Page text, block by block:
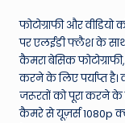
फोटोग्राफी और
पर एलईडी फ्लैश के साथ
कैमरा बेसिक
करने के लिए पर्याप्त
जरूरतों को पूरा करने के
कैमरे से यूज़र्स 1080p